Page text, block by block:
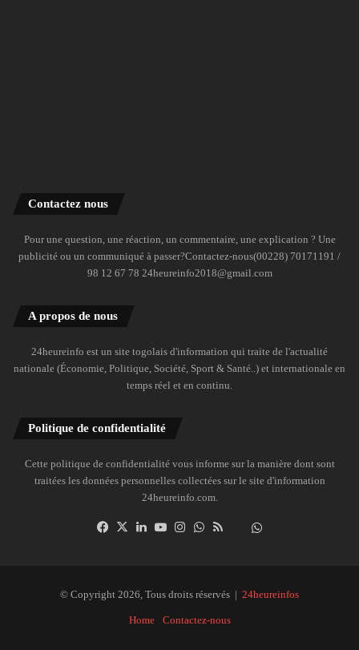
Contactez nous
Pour une question, une réaction, un commentaire, une explication ? Une
publicité ou un communiqué à passer?Contactez-nous(00228) 70171191 /
98 12 67 78 24heureinfo2018@gmail.com
A propos de nous
24heureinfo est un site togolais d'information qui traite de l'actualité
nationale (Économie, Politique, Société, Sport & Santé..) et internationale en
temps réel et en continu.
Politique de confidentialité
Cette politique de confidentialité vous informe sur la manière dont sont
traitées les données personnelles collectées sur le site d'information
24heureinfo.com.
Facebook
X LinkedinYouTubeInstagramWhatsAppDailymotion
© Copyright 2026, Tous droits réservés | 24heureinfos
Home Contactez-nous